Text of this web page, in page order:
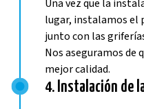
Una vez que la
lugar, instalamos el
junto con las
Nos aseguramos de
mejor calidad.
4. Instalación de